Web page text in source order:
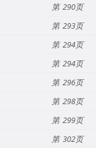
290
293
294
294
296
298
299
302